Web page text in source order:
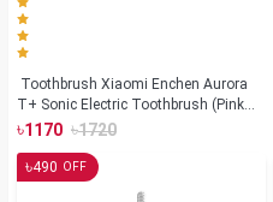
Toothbrush Xiaomi Enchen Aurora
T+ Sonic Electric Toothbrush (Pink
Color)
৳1170 ৳1720
৳490 OFF